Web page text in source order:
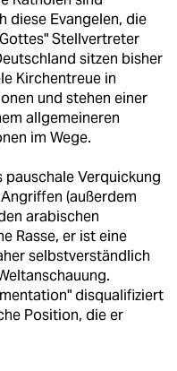
diese Evangelen, die
Stellvertreter
sitzen bisher
Kirchentreue in
und stehen einer
allgemeineren
im Wege.
pauschale Verquickung
(außerdem
arabischen
Rasse, er ist eine
selbstverständlich
disqualifiziert
Position, die er